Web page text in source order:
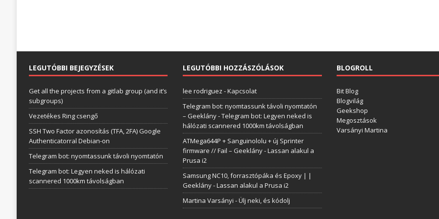
LEGUTÓBBI BEJEGYZÉSEK
Get all the projects from a gitlab group (and it’s
subgroups)
Vezetékes Ring csengő
SSH Two Factor azonosítás (TFA, 2FA) Google
Authenticatorral Debian-on
Telegram bot: nyomtassunk távoli nyomtatón
Telegram bot: Legyen neked is hálózati
scannered 1000km távolságban
LEGUTÓBBI HOZZÁSZÓLÁSOK
lee rodriguez -Kapcsolat
Telegram bot: nyomtassunk távoli nyomtatón
– Geeklány-Telegram bot: Legyen neked is
hálózati scannered 1000km távolságban
ATMega644P + Sanguinololu + új Sprinter
firmware // Fail – Geeklány-Lassan alakul a
Prusa i2
Samsung NC10, forrasztópáka és Epoxy | |
Geeklány-Lassan alakul a Prusa i2
Martina Varsányi -Ülj neki, és kódolj
BLOGROLL
Bit Blog
Blogvilág
Geekshop
Megosztások
Varsányi Martina